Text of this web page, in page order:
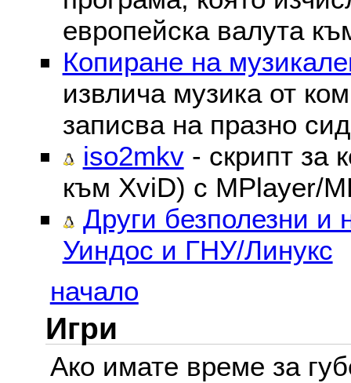
европейска валута
Копиране на
извлича музика от
записва на празно
iso2mkv- скрипт за
към XviD) с MPlayer/
Други безполезни и
Уиндос и ГНУ/Линукс
начало
Игри
Ако имате време за